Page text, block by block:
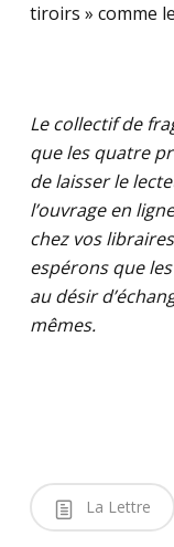
tiroirs » comme
Le collectif de
que les quatre
de laisser le
l’ouvrage en
chez vos
espérons que
au désir
mêmes.
La Lettre